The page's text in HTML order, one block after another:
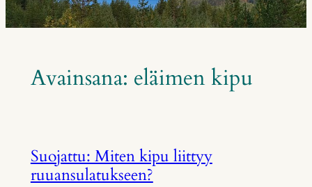
Avainsana: eläimen kipu
Suojattu: Miten kipu liittyy
ruuansulatukseen?